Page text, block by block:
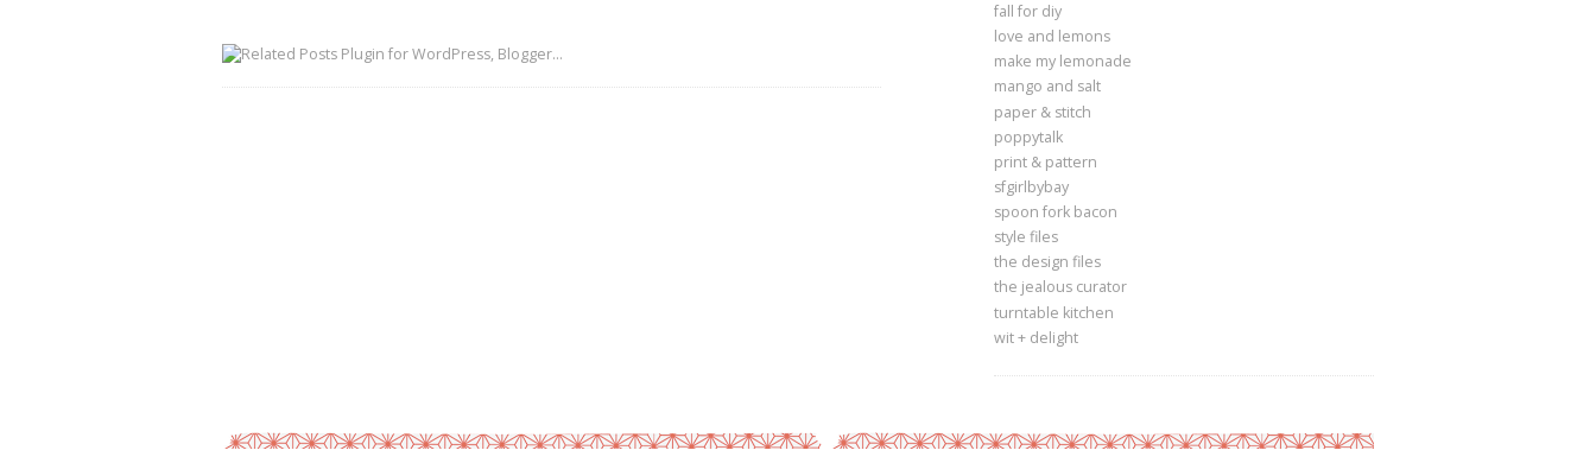
fall for diy
love and lemons
make my lemonade
mango and salt
paper & stitch
poppytalk
print & pattern
sfgirlbybay
spoon fork bacon
style files
the design files
the jealous curator
turntable kitchen
wit + delight